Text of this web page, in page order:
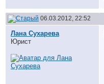
06.03.2012, 22:52
Лана Сухарева
Юрист